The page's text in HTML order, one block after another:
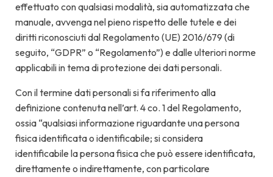
effettuato con qualsiasi modalità, sia automatizzata che
manuale, avvenga nel pieno rispetto delle tutele e dei
diritti riconosciuti dal Regolamento (UE) 2016/679 (di
seguito, “GDPR” o “Regolamento”) e dalle ulteriori norme
applicabili in tema di protezione dei dati personali.
Con il termine dati personali si fa riferimento alla
definizione contenuta nell’art. 4 co. 1 del Regolamento,
ossia “qualsiasi informazione riguardante una persona
fisica identificata o identificabile; si considera
identificabile la persona fisica che può essere identificata,
direttamente o indirettamente, con particolare